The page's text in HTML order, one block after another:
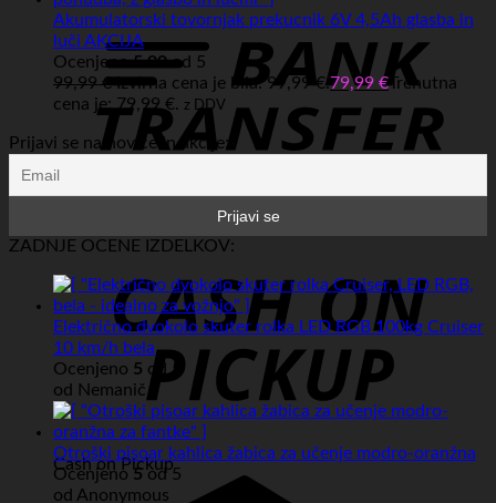
Cash on Pickup
Akumulatorski tovornjak prekucnik 6V 4,5Ah glasba in
luči AKCIJA
Ocenjeno5.00od 5
99,99€ Izvirna cena je bila: 99,99 €.79,99 €Trenutna
cena je: 79,99 €. z DDV
Prijavi se na novice in akcije:
ZADNJE OCENE IZDELKOV:
Električno dvokolo skuter rolka LED RGB 100kg Cruiser
10 km/h bela
Ocenjeno 5 od 5
od Nemanič
Otroški pisoar kahlica žabica za učenje modro-oranžna
Ocenjeno 5od 5
od Anonymous